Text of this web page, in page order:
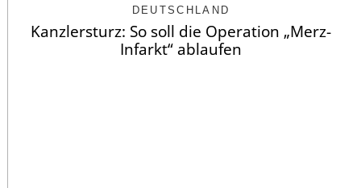
DEUTSCHLAND
Kanzlersturz: So soll die Operation „Merz-
Infarkt“ ablaufen